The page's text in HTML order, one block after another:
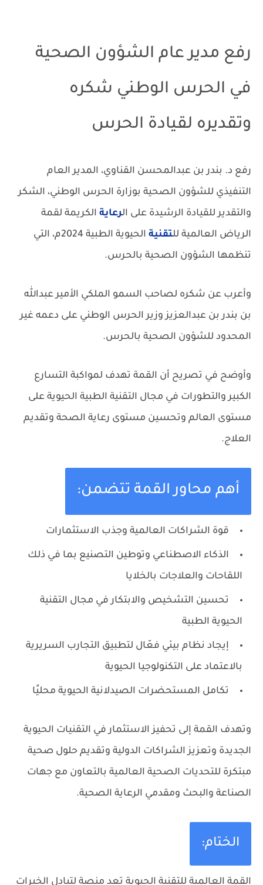
رفع مدير عام الشؤون الصحية
في الحرس الوطني شكره
وتقديره لقيادة الحرس
رفع د. بندر بن عبدالمحسن القناوي، المدير العام
التنفيذي للشؤون الصحية بوزارة الحرس الوطني، الشكر
والتقدير للقيادة الرشيدة على الرعاية الكريمة لقمة
الرياض العالمية للتقنية
الحيوية الطبية 2024م، التي
تنظمها الشؤون الصحية بالحرس.
وأعرب عن شكره لصاحب السمو الملكي الأمير عبدالله
بن بندر بن عبدالعزيز وزير الحرس الوطني على دعمه غير
المحدود للشؤون الصحية بالحرس.
وأوضح في تصريح أن القمة تهدف لمواكبة التسارع
الكبير والتطورات في مجال التقنية الطبية الحيوية على
مستوى العالم وتحسين مستوى رعاية الصحة وتقديم
العلاج.
أهم محاور القمة تتضمن:
قوة الشراكات العالمية وجذب الاستثمارات
الذكاء الاصطناعي وتوطين التصنيع بما في ذلك
اللقاحات والعلاجات بالخلايا
تحسين التشخيص والابتكار في مجال التقنية
الحيوية الطبية
إيجاد نظام بيئي فعّال لتطبيق التجارب السريرية
بالاعتماد على التكنولوجيا الحيوية
تكامل المستحضرات الصيدلانية الحيوية محليًا
وتهدف القمة إلى تحفيز الاستثمار في التقنيات الحيوية
الجديدة وتعزيز الشراكات الدولية وتقديم حلول صحية
مبتكرة للتحديات الصحية العالمية بالتعاون مع جهات
الصناعة والبحث ومقدمي الرعاية الصحية.
الختام:
القمة العالمية للتقنية الحيوية تعد منصة لتبادل الخبرات